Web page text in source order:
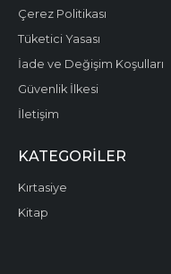
Çerez Politikası
Tüketici Yasası
İade ve Değişim Koşulları
Güvenlik İlkesi
İletişim
KATEGORILER
Kırtasiye
Kitap